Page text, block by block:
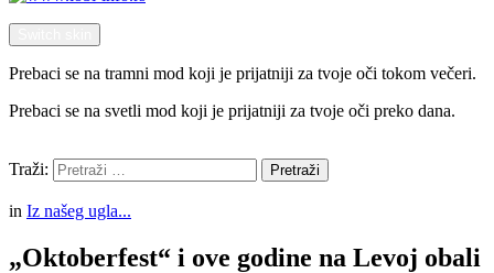
Prebaci se na tramni mod koji je prijatniji za tvoje oči tokom večeri.
Prebaci se na svetli mod koji je prijatniji za tvoje oči preko dana.
Traži:
Pretraži
in Iz našeg ugla...
„Oktoberfest“ i ove godine na Levoj obali